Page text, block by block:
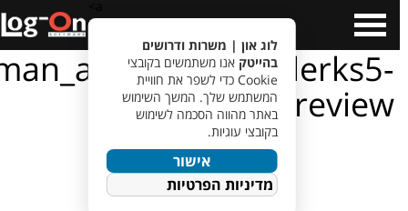
Open
Menu
man_and_woman_clerks5-
removebg-preview
לוג און | משרות ודרושים
בהייטקאנו משתמשים בקובצי
Cookie כדי לשפר את חוויית
המשתמש שלך. המשך השימוש
באתר מהווה הסכמה לשימוש
בקובצי עוגיות.
אישור
מדיניות הפרטיות